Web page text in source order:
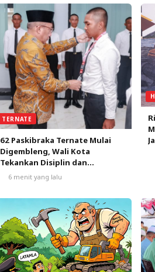
TERNATE
62 Paskibraka Ternate Mulai
Digembleng, Wali Kota
Tekankan Disiplin dan
Nasionalisme
6 menit yang lalu